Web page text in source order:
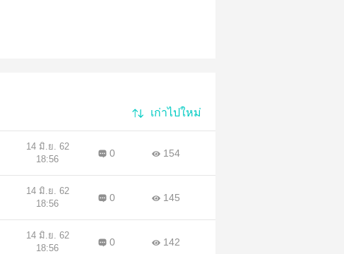
เก่าไปใหม่
14 มิ.ย. 62
18:56
0 154
14 มิ.ย. 62
18:56
0 145
14 มิ.ย. 62
18:56
0 142